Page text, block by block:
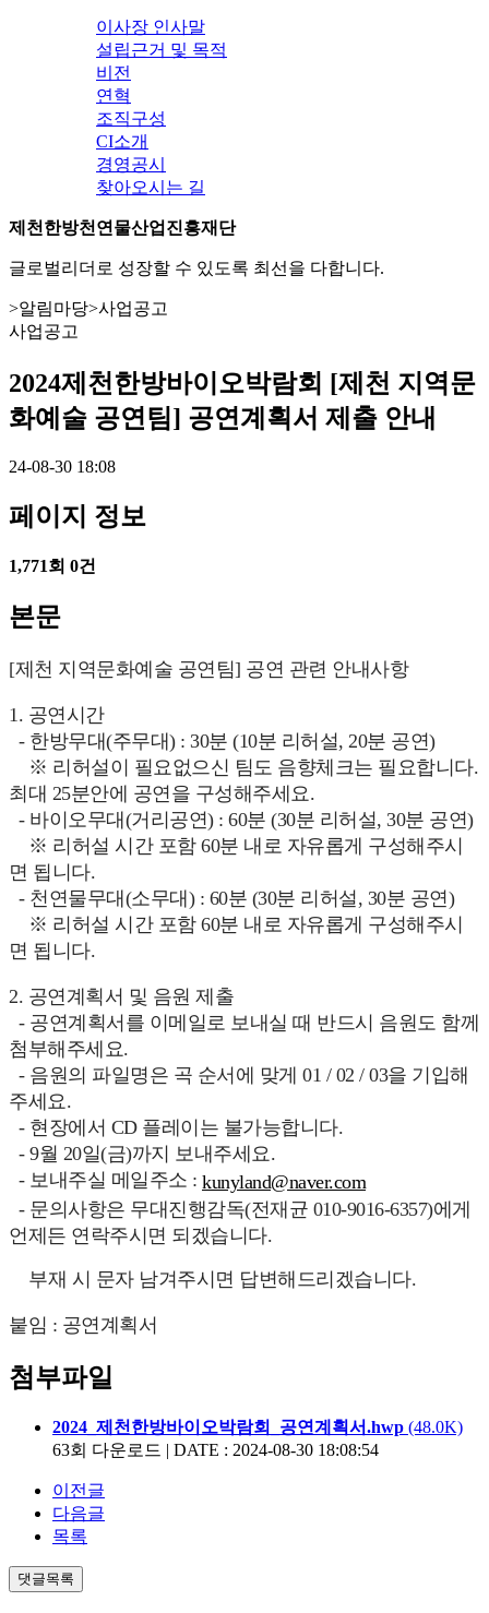
이사장 인사말
설립근거 및 목적
비전
연혁
조직구성
CI소개
경영공시
찾아오시는 길
제천한방천연물산업진흥재단
글로벌리더로 성장할 수 있도록 최선을 다합니다.
>알림마당>사업공고
사업공고
2024제천한방바이오박람회 [제천 지역문
화예술 공연팀] 공연계획서 제출 안내
24-08-30 18:08
페이지 정보
1,771회 0건
본문
[제천 지역문화예술 공연팀] 공연 관련 안내사항
1. 공연시간
- 한방무대(주무대) : 30분 (10분 리허설, 20분 공연)
※ 리허설이 필요없으신 팀도 음향체크는 필요합니다.
최대 25분안에 공연을 구성해주세요.
- 바이오무대(거리공연) : 60분 (30분 리허설, 30분 공연)
※ 리허설 시간 포함 60분 내로 자유롭게 구성해주시
면 됩니다.
- 천연물무대(소무대) : 60분 (30분 리허설, 30분 공연)
※ 리허설 시간 포함 60분 내로 자유롭게 구성해주시
면 됩니다.
2. 공연계획서 및 음원 제출
- 공연계획서를 이메일로 보내실 때 반드시 음원도 함께
첨부해주세요.
- 음원의 파일명은 곡 순서에 맞게 01 / 02 / 03을 기입해
주세요.
- 현장에서 CD 플레이는 불가능합니다.
- 9월 20일(금)까지 보내주세요.
- 보내주실 메일주소 : kunyland@naver.com
- 문의사항은 무대진행감독(전재균 010-9016-6357)에게
언제든 연락주시면 되겠습니다.
부재 시 문자 남겨주시면 답변해드리겠습니다.
붙임 : 공연계획서
첨부파일
2024_제천한방바이오박람회_공연계획서.hwp (48.0K)
63회 다운로드 | DATE : 2024-08-30 18:08:54
이전글
다음글
목록
댓글목록